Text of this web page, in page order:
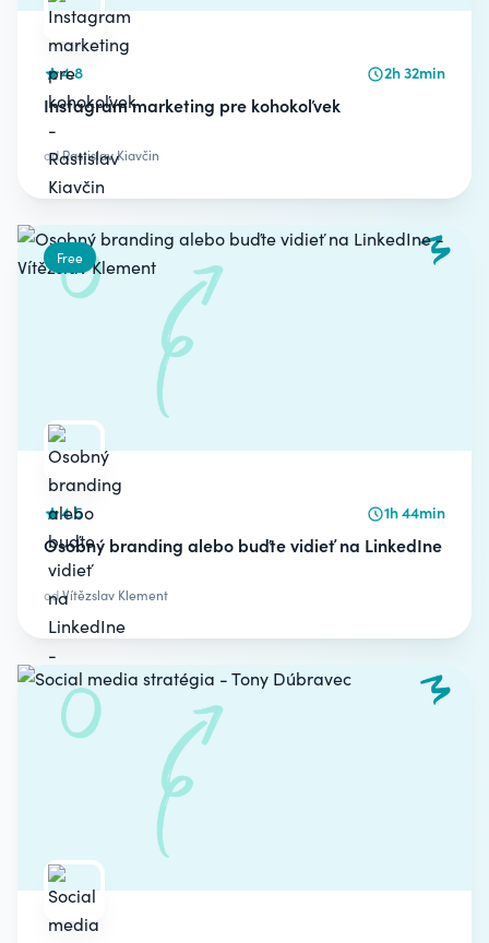
4.8 2h 32min
Instagram marketing pre kohokoľvek
odRastislav Kiavčin
Free
4.5 1h 44min
Osobný branding alebo buďte vidieť na LinkedIne
odVítězslav Klement